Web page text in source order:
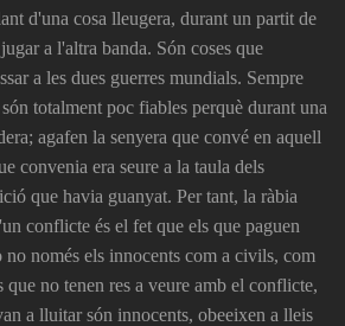
d'una cosa lleugera, durant un partit de
a l'altra banda. Són coses que
a les dues guerres mundials. Sempre
totalment poc fiables perquè durant una
agafen la senyera que convé en aquell
convenia era seure a la taula dels
que havia guanyat. Per tant, la ràbia
conflicte és el fet que els que paguen
no només els innocents com a civils, com
que no tenen res a veure amb el conflicte,
a lluitar són innocents, obeeixen a lleis